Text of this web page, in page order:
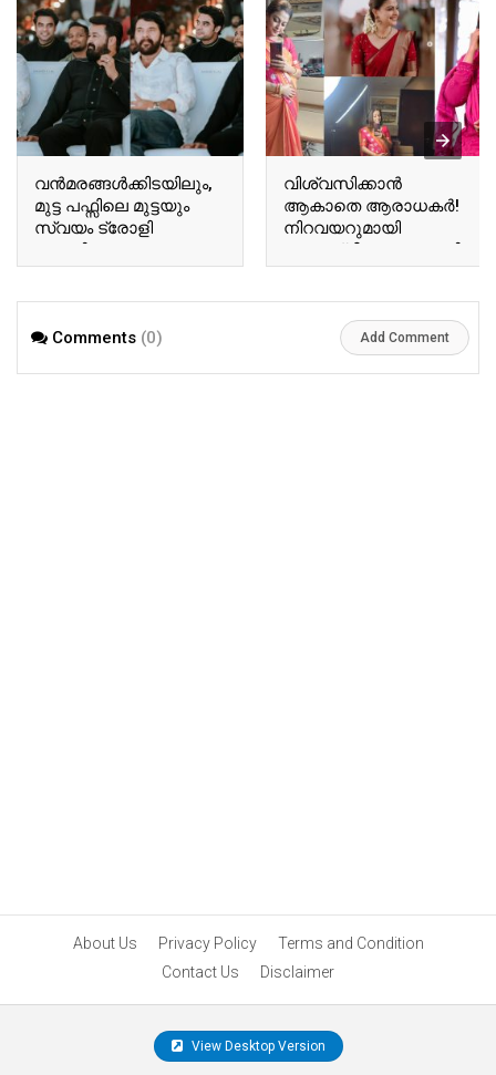
വന്‍മരങ്ങള്‍ക്കിടയിലും,
മുട്ട പഫ്സിലെ മുട്ടയും
സ്വയം ട്രോളി
ബേസിലും
ടോവിനോയും!
Viral Photo
വിശ്വസിക്കാൻ
ആകാതെ ആരാധകർ!
നിറവയറുമായി
അനുശ്രീ! വൈറലായി
അനുശ്രീയുടെ പുതിയ
Ausree Viral Photo
Comments (0) Add Comment
About Us Privacy Policy
Terms and Condition
Contact Us
Disclaimer
View Desktop Version